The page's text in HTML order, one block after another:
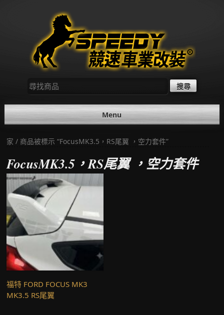
尋
找：
Menu
家 / 商品被標示 “FocusMK3.5，RS尾翼 ，空力套件”
FocusMK3.5，RS尾翼 ，空力套件
福特 FORD FOCUS MK3
MK3.5 RS尾翼